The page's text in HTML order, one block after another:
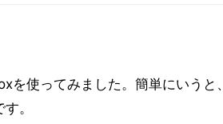
使ってみました。簡単にいうと、
。